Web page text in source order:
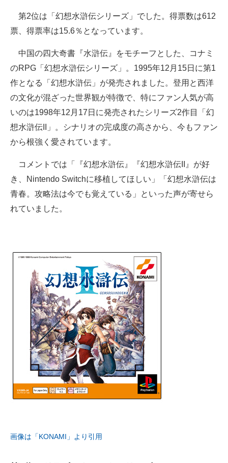
第2位は「幻想水滸伝シリーズ」でした。得票数は612
票、得票率は15.6％となっています。
中国の四大奇書『水滸伝』をモチーフとした、コナミ
のRPG「幻想水滸伝シリーズ」。1995年12月15日に第1
作となる「幻想水滸伝」が発売されました。登用と西洋
の文化が混ざった世界観が特徴で、特にファン人気が高
いのは1998年12月17日に発売されたシリーズ2作目「幻
想水滸伝II」。シナリオの完成度の高さから、今もファン
から根強く愛されています。
コメントでは「『幻想水滸伝』『幻想水滸伝II』が好
き、Nintendo Switchに移植してほしい」「幻想水滸伝は
青春。攻略法は今でも覚えている」といった声が寄せら
れていました。
画像は「KONAMI」より引用